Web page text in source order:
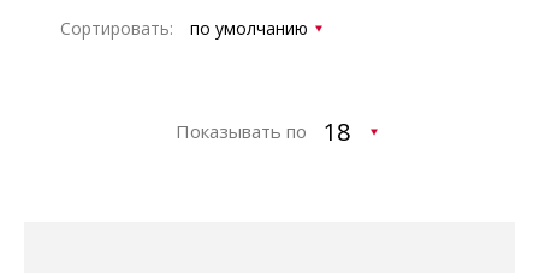
Сортировать:
Показывать по